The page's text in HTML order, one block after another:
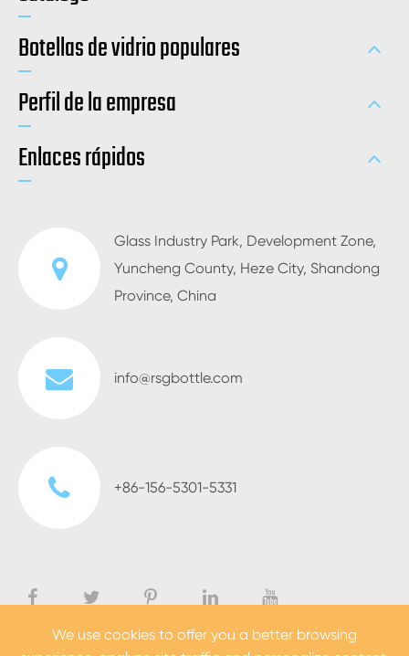
Botellas de vidrio populares
Perfil de la empresa
Enlaces rápidos
Glass Industry Park, Development Zone,
Yuncheng County, Heze City, Shandong
Province, China
info@rsgbottle.com
+86-156-5301-5331
We use cookies to offer you a better browsing